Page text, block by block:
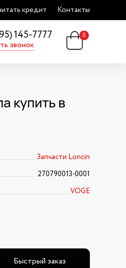
кредит Контакты
145-7777
звонок
0
купить в
Запчасти Loncin
270790013-0001
VOGE
Быстрый заказ